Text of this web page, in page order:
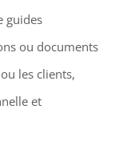
guides
ou documents
les clients,
et